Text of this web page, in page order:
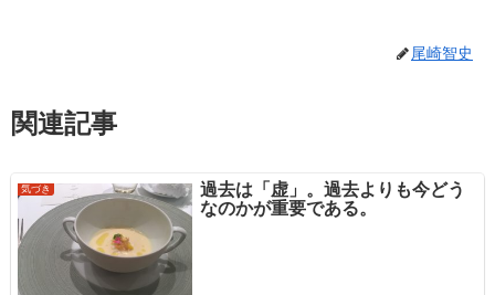
尾崎智史
関連記事
気づき
過去は「虚」。過去よりも今どう
なのかが重要である。